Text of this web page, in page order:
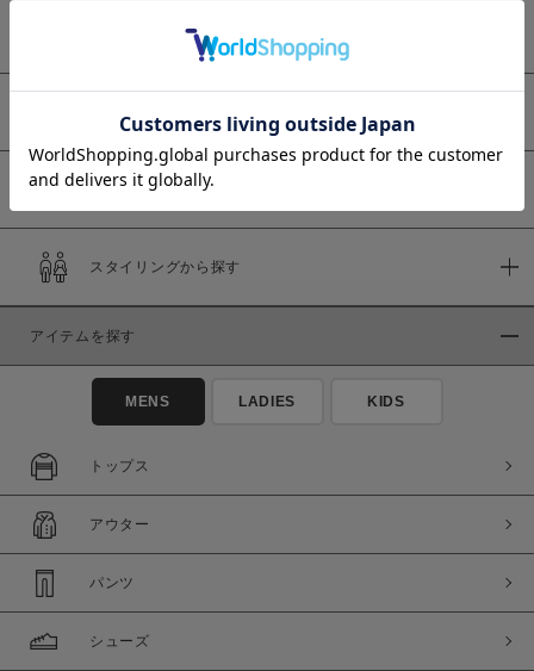
商品タイプ
通常商品
セール価格
在庫
在庫あり
予約商品
スタイリングから探す
アイテムを探す
MENS LADIES KIDS
トップス
アウター
パンツ
シューズ